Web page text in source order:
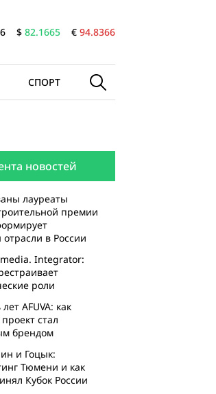
$ 82.1665 € 94.8366
СПОРТ
новостей
лауреаты
премии
в России
Integrator:
роли
AFUVA: как
стал
брендом
и Гоцык:
Тюмени и как
Кубок России